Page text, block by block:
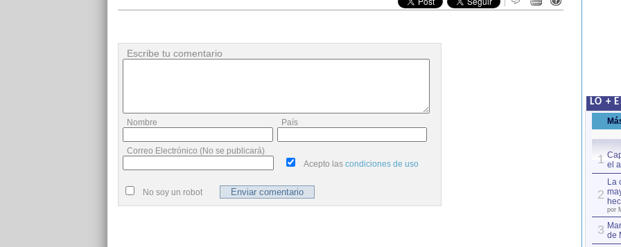
Escribe tu comentario
Nombre País
Correo Electrónico (No se publicará)
Acepto las condiciones de uso
No soy un robot
LO +
1 el
2
La
por
3 de